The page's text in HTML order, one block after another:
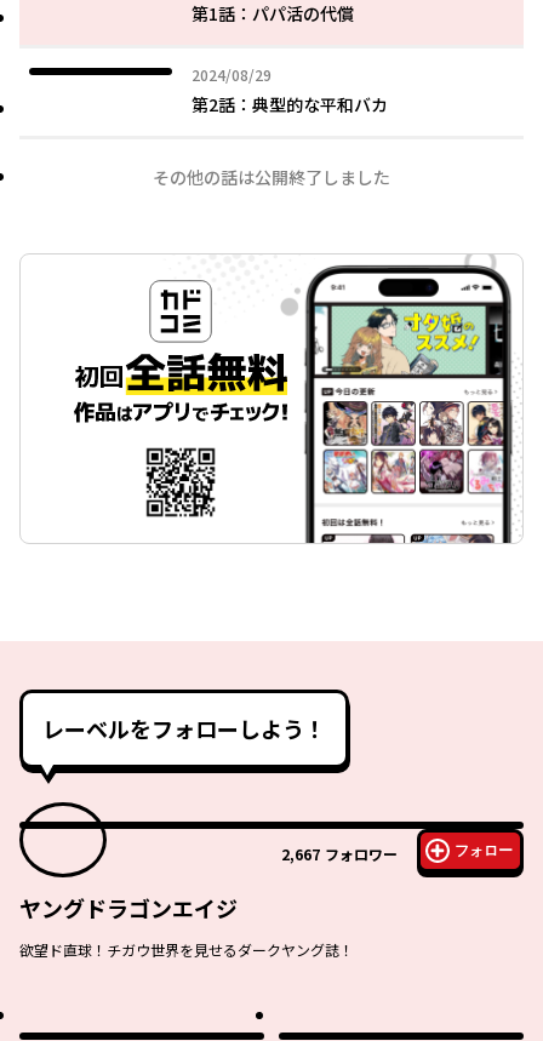
第1話：パパ活の代償
2024/08/29
2024年08月29日
第2話：典型的な平和バカ
その他の話は公開終了しました
レーベルをフォローしよう！
2,667 フォロワー フォロー
ヤングドラゴンエイジ
欲望ド直球！チガウ世界を見せるダークヤング誌！